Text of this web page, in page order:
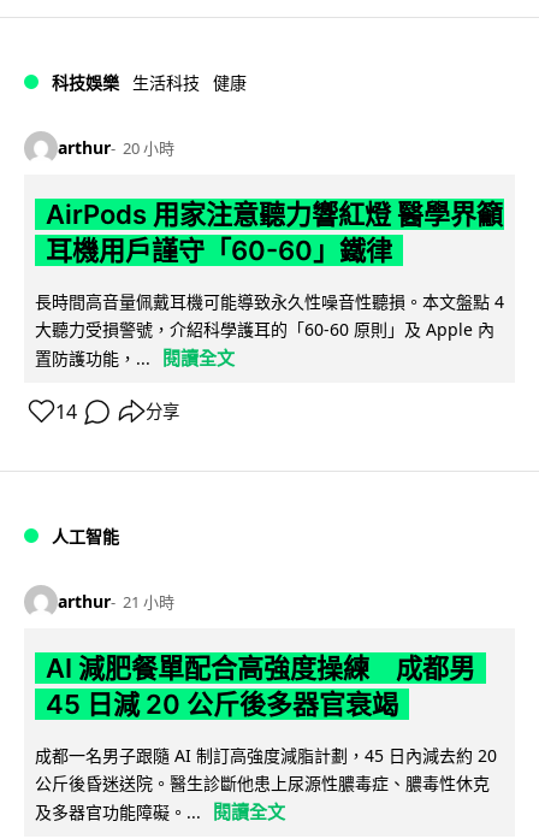
科技娛樂 生活科技 健康
arthur 20 小時
AirPods 用家注意聽力響紅燈 醫學界籲
耳機用戶謹守「60-60」鐵律
長時間高音量佩戴耳機可能導致永久性噪音性聽損。本文盤點 4
大聽力受損警號，介紹科學護耳的「60-60 原則」及 Apple 內
置防護功能，...
閱讀全文
14 分享
人工智能
arthur 21 小時
AI 減肥餐單配合高強度操練 成都男
45 日減 20 公斤後多器官衰竭
成都一名男子跟隨 AI 制訂高強度減脂計劃，45 日內減去約 20
公斤後昏迷送院。醫生診斷他患上尿源性膿毒症、膿毒性休克
及多器官功能障礙。...
閱讀全文